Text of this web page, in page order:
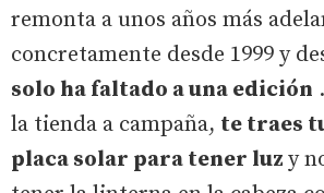
remonta a unos años más
concretamente desde 1999 y
solo ha faltado a una edición
la tienda a campaña, te traes
placa solar para tener luz y